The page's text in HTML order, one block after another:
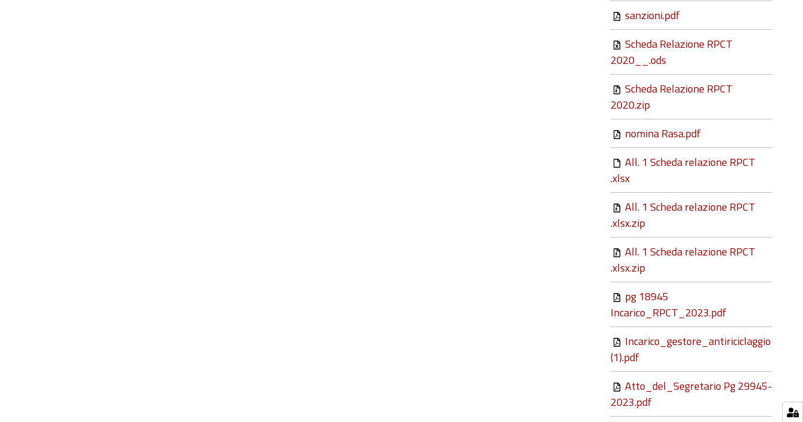
sanzioni.pdf
Scheda Relazione RPCT
2020__.ods
Scheda Relazione RPCT
2020.zip
nomina Rasa.pdf
All. 1 Scheda relazione RPCT
.xlsx
All. 1 Scheda relazione RPCT
.xlsx.zip
All. 1 Scheda relazione RPCT
.xlsx.zip
pg 18945
Incarico_RPCT_2023.pdf
Incarico_gestore_antiriciclaggio
(1).pdf
Atto_del_Segretario Pg 29945-
2023.pdf